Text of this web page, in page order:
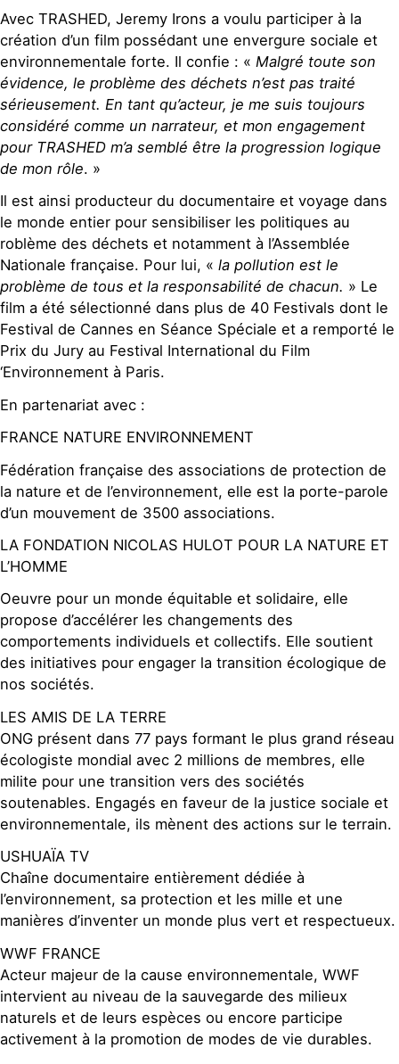
Avec TRASHED, Jeremy Irons a voulu participer à la
création d’un film possédant une envergure sociale et
environnementale forte. Il confie : « Malgré toute son
évidence, le problème des déchets n’est pas traité
sérieusement. En tant qu’acteur, je me suis toujours
considéré comme un narrateur, et mon engagement
pour TRASHED m’a semblé être la progression logique
de mon rôle. »
Il est ainsi producteur du documentaire et voyage dans
le monde entier pour sensibiliser les politiques au
roblème des déchets et notamment à l’Assemblée
Nationale française. Pour lui, « la pollution est le
problème de tous et la responsabilité de chacun. » Le
film a été sélectionné dans plus de 40 Festivals dont le
Festival de Cannes en Séance Spéciale et a remporté le
Prix du Jury au Festival International du Film
‘Environnement à Paris.
En partenariat avec :
FRANCE NATURE ENVIRONNEMENT
Fédération française des associations de protection de
la nature et de l’environnement, elle est la porte-parole
d’un mouvement de 3500 associations.
LA FONDATION NICOLAS HULOT POUR LA NATURE ET
L’HOMME
Oeuvre pour un monde équitable et solidaire, elle
propose d’accélérer les changements des
comportements individuels et collectifs. Elle soutient
des initiatives pour engager la transition écologique de
nos sociétés.
LES AMIS DE LA TERRE
ONG présent dans 77 pays formant le plus grand réseau
écologiste mondial avec 2 millions de membres, elle
milite pour une transition vers des sociétés
soutenables. Engagés en faveur de la justice sociale et
environnementale, ils mènent des actions sur le terrain.
USHUAÏA TV
Chaîne documentaire entièrement dédiée à
l’environnement, sa protection et les mille et une
manières d’inventer un monde plus vert et respectueux.
WWF FRANCE
Acteur majeur de la cause environnementale, WWF
intervient au niveau de la sauvegarde des milieux
naturels et de leurs espèces ou encore participe
activement à la promotion de modes de vie durables.